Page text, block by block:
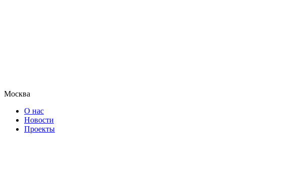
Москва
О нас
Новости
Проекты